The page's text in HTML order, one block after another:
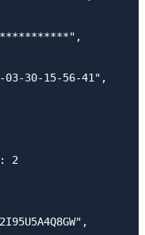
03-30-15-56-41",
2